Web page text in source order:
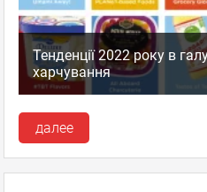
Тенденції 2022 року в
харчування
далее